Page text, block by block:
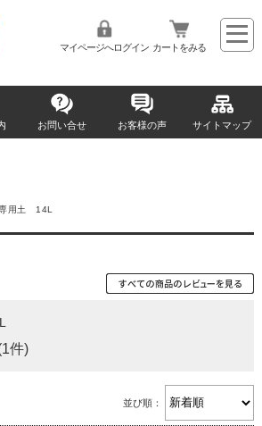
マイページへログイン カートをみる
お問い合せ お客様の声 サイトマップ
用土 14L
件)
並び順：